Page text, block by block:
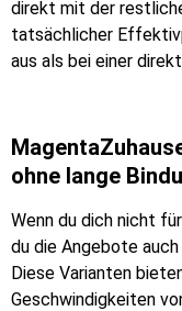
direkt mit der
tatsächlicher
aus als bei einer
ohne lange
Wenn du dich nicht
du die Angebote auch
Diese Varianten
Geschwindigkeiten